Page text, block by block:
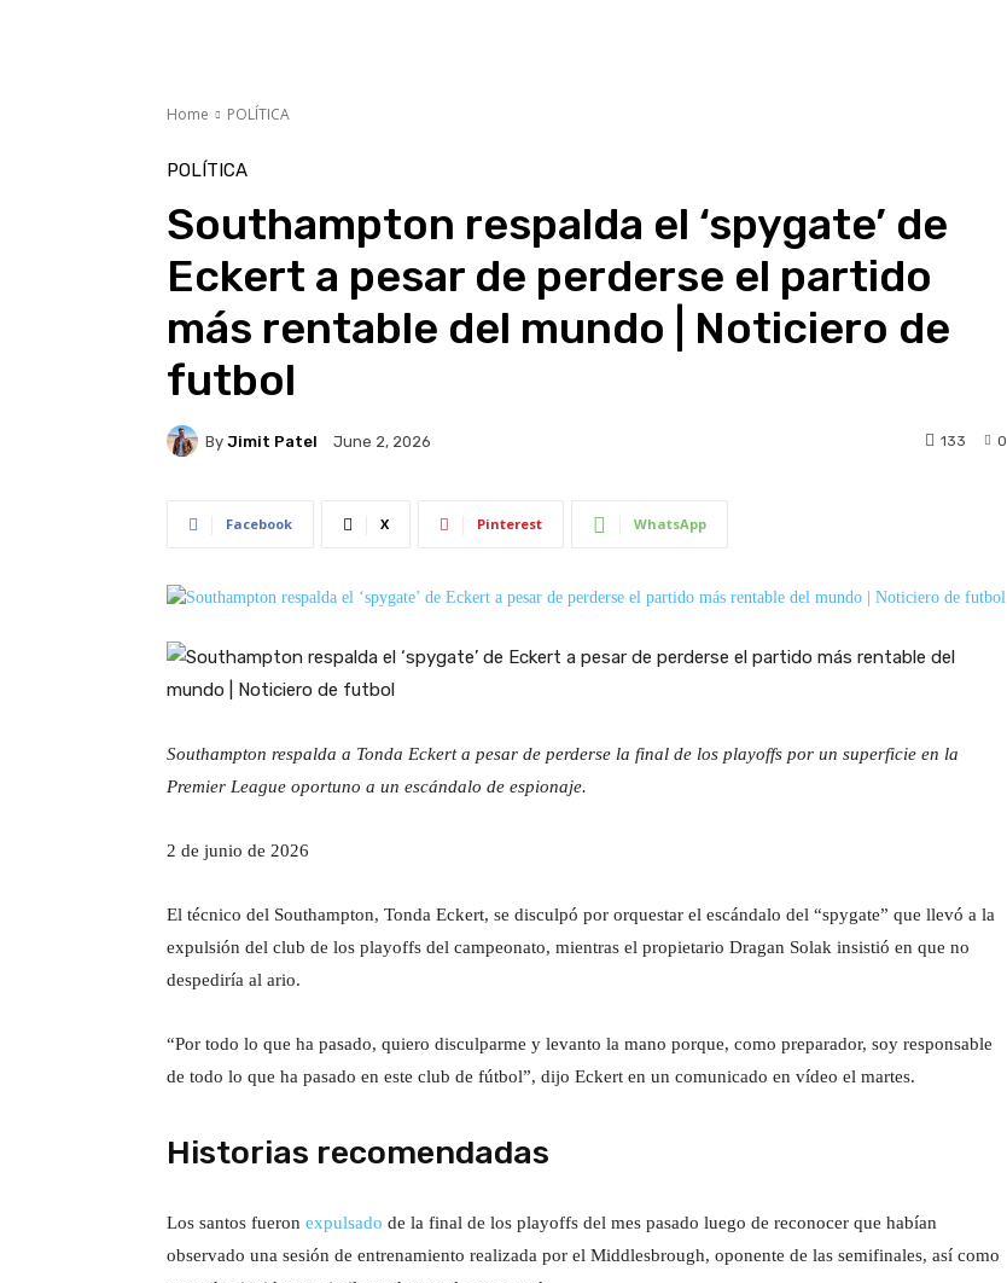
Home POLÍTICA
POLÍTICA
Southampton respalda el ‘spygate’ de
Eckert a pesar de perderse el partido
más rentable del mundo | Noticiero de
futbol
By Jimit Patel June 2, 2026 0
133
Facebook X Pinterest WhatsApp
Southampton respalda a Tonda Eckert a pesar de perderse la final de los playoffs por un superficie en la
Premier League oportuno a un escándalo de espionaje.
P
b
l
i
a
d
e
2 de junio de 2026
El técnico del Southampton, Tonda Eckert, se disculpó por orquestar el escándalo del “spygate” que llevó a la
expulsión del club de los playoffs del campeonato, mientras el propietario Dragan Solak insistió en que no
despediría al ario.
“Por todo lo que ha pasado, quiero disculparme y levanto la mano porque, como preparador, soy responsable
de todo lo que ha pasado en este club de fútbol”, dijo Eckert en un comunicado en vídeo el martes.
Historias recomendadas
tfLos santos fueron expulsado de la final de los playoffs del mes pasado luego de reconocer que habían
observado una sesión de entrenamiento realizada por el Middlesbrough, oponente de las semifinales, así como